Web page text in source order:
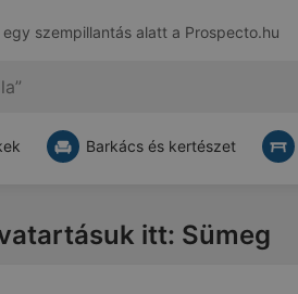
szempillantás alatt a Prospecto.hu
Barkács és kertészet
itt: Sümeg